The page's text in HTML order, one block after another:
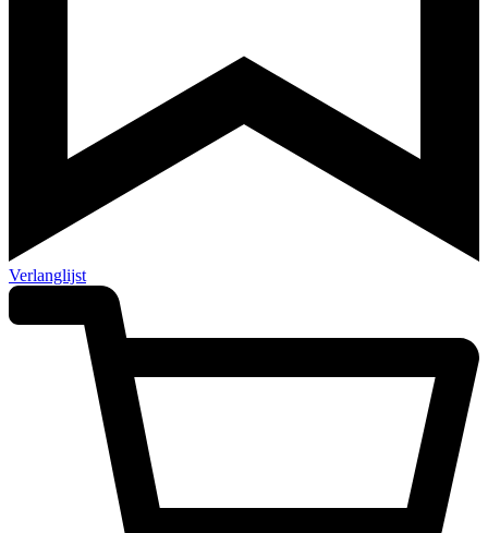
Verlanglijst